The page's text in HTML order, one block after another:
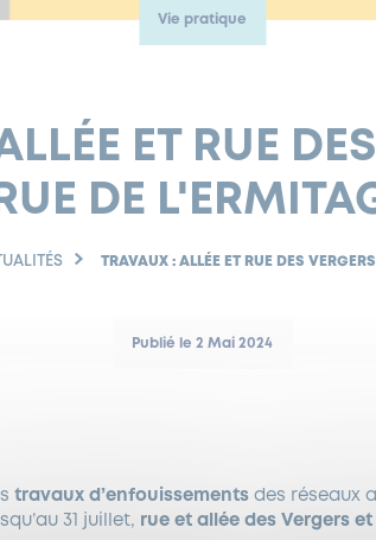
Vie pratique
ET RUE
RUE DE
TRAVAUX : ALLÉE ET RUE DES
Publié le 2 Mai 2024
travaux d’enfouissementsdes réseaux
31 juillet, rue et allée des Vergers et